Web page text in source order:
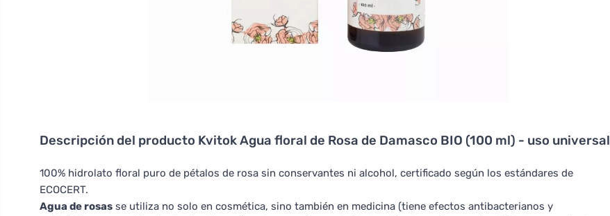
Descripción del producto Kvitok Agua floral de Rosa de Damasco BIO (100 ml) - uso universal
100% hidrolato floral puro de pétalos de rosa sin conservantes ni alcohol, certificado según los estándares de
ECOCERT.
Agua de rosas se utiliza no solo en cosmética, sino también en medicina (tiene efectos antibacterianos y